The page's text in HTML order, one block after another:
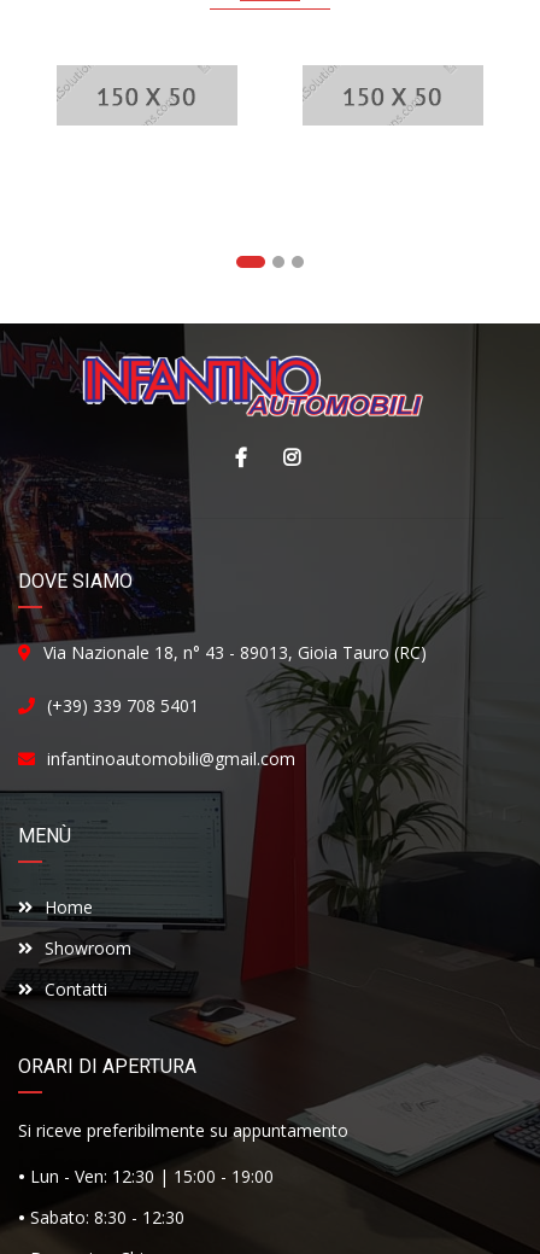
DOVE SIAMO
Via Nazionale 18, n° 43 - 89013, Gioia Tauro (RC)
(+39) 339 708 5401
infantinoautomobili@gmail.com
MENÙ
Home
Showroom
Contatti
ORARI DI APERTURA
Si riceve preferibilmente su appuntamento
• Lun - Ven: 12:30 | 15:00 - 19:00
•Sabato: 8:30 - 12:30